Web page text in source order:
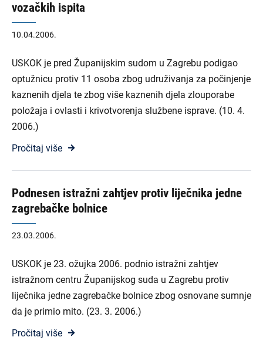
vozačkih ispita
10.04.2006.
USKOK je pred Županijskim sudom u Zagrebu podigao
optužnicu protiv 11 osoba zbog udruživanja za počinjenje
kaznenih djela te zbog više kaznenih djela zlouporabe
položaja i ovlasti i krivotvorenja službene isprave. (10. 4.
2006.)
Pročitaj više
Podnesen istražni zahtjev protiv liječnika jedne
zagrebačke bolnice
23.03.2006.
USKOK je 23. ožujka 2006. podnio istražni zahtjev
istražnom centru Županijskog suda u Zagrebu protiv
liječnika jedne zagrebačke bolnice zbog osnovane sumnje
da je primio mito. (23. 3. 2006.)
Pročitaj više